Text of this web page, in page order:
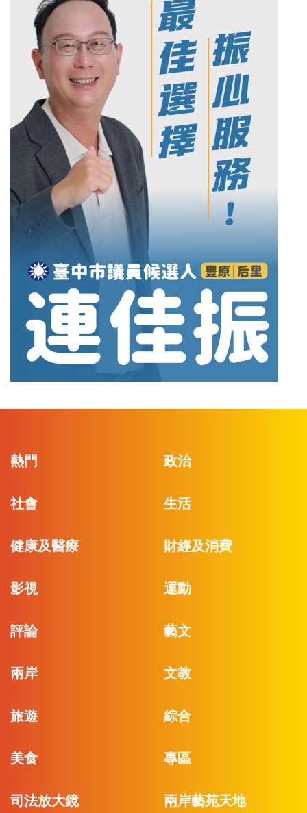
熱門 政治
社會 生活
健康及醫療 財經及消費
影視 運動
評論 藝文
兩岸 文教
旅遊 綜合
美食 專區
司法放大鏡 兩岸藝苑天地